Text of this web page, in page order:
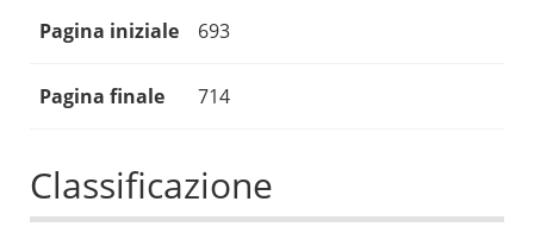
Pagina iniziale 693
Pagina finale 714
Classificazione